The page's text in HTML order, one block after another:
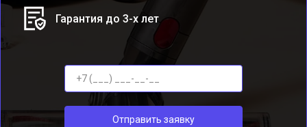
Гарантия до 3-х лет
Отправить заявку